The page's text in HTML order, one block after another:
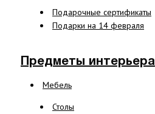
Подарочные сертификаты
Подарки на 14 февраля
Предметы интерьера
Мебель
Столы